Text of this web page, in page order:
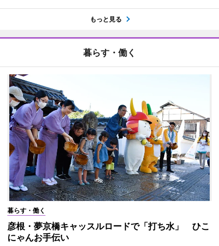
もっと見る
暮らす・働く
暮らす・働く
彦根・夢京橋キャッスルロードで「打ち水」 ひこ
にゃんお手伝い